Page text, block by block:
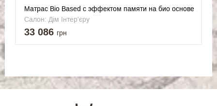
Матрас Bio Based с эффектом памяти на био основе
180*200 Sueño (Sueno)
Салон: Дім Інтер'єру
33 086 грн